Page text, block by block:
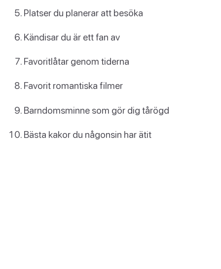
Platser du planerar att besöka
Kändisar du är ett fan av
Favoritlåtar genom tiderna
Favorit romantiska filmer
Barndomsminne som gör dig tårögd
Bästa kakor du någonsin har ätit